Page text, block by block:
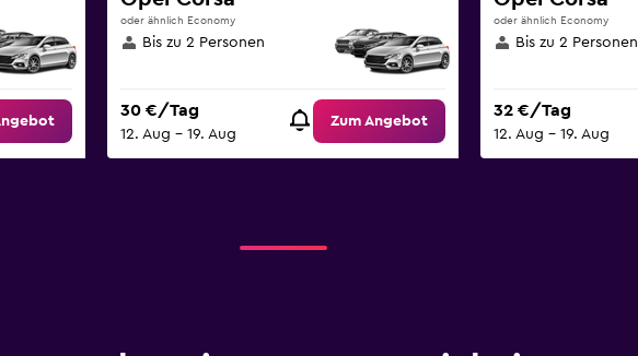
oder ähnlich Economy
Bis zu 2 Personen
30 €/Tag
12. Aug – 19. Aug
Zum Angebot
oder ähnlich Economy
Bis zu 2 Personen
32 €/Tag
12. Aug – 19. Aug